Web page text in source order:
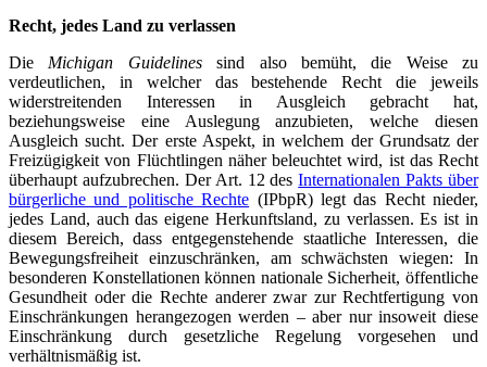
Recht, jedes Land zu verlassen
DieMichigan Guidelinessind also bemüht, die Weise zu
verdeutlichen, in welcher das bestehende Recht die jeweils
widerstreitenden Interessen in Ausgleich gebracht hat,
beziehungsweise eine Auslegung anzubieten, welche diesen
Ausgleich sucht. Der erste Aspekt, in welchem der Grundsatz der
Freizügigkeit von Flüchtlingen näher beleuchtet wird, ist das Recht
überhaupt aufzubrechen. Der Art. 12 desInternationalen Pakts über
bürgerliche und politische Rechte (IPbpR) legt das Recht nieder,
jedes Land, auch das eigene Herkunftsland, zu verlassen. Es ist in
diesem Bereich, dass entgegenstehende staatliche Interessen, die
Bewegungsfreiheit einzuschränken, am schwächsten wiegen: In
besonderen Konstellationen können nationale Sicherheit, öffentliche
Gesundheit oder die Rechte anderer zwar zur Rechtfertigung von
Einschränkungen herangezogen werden – aber nur insoweit diese
Einschränkung durch gesetzliche Regelung vorgesehen und
verhältnismäßig ist.